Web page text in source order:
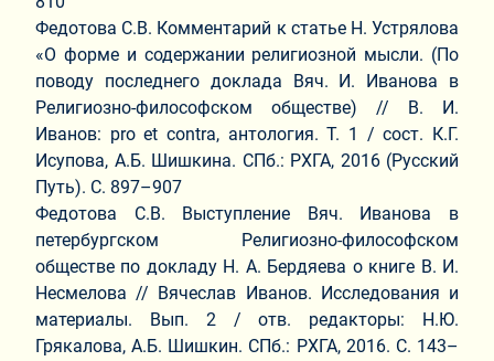
Федотова С.В. Комментарий к статье Н. Устрялова
«О форме и содержании религиозной мысли. (По
поводу последнего доклада Вяч. И. Иванова в
Религиозно-философском обществе) // В. И.
Иванов: pro et contra, антология. Т. 1 / сост. К.Г.
Исупова, А.Б. Шишкина. СПб.: РХГА, 2016 (Русский
Путь). С. 897–907
Федотова С.В. Выступление Вяч. Иванова в
петербургском Религиозно-философском
обществе по докладу Н. А. Бердяева о книге В. И.
Несмелова // Вячеслав Иванов. Исследования и
материалы. Вып. 2 / отв. редакторы: Н.Ю.
Грякалова, А.Б. Шишкин. СПб.: РХГА, 2016. С. 143–